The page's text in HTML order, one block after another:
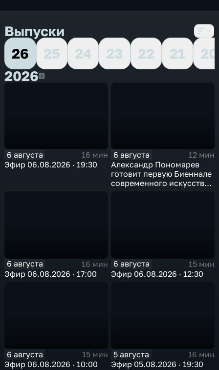
Выпуски
26
25 24 23 22 21
20
20262026
6 августа
16 мин
Эфир 06.08.2026 · 19:30
6 августа
12 мин
Александр Пономарев
готовит первую Биеннале
современного искусства
6 августа
16 мин
Эфир 06.08.2026 · 17:00
6 августа
15 мин
Эфир 06.08.2026 · 12:30
6 августа
15 мин
Эфир 06.08.2026 · 10:00
5 августа
16 мин
Эфир 05.08.2026 · 19:30